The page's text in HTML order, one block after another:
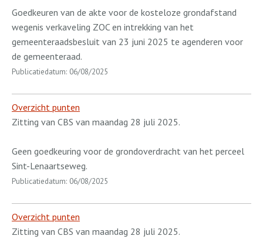
Goedkeuren van de akte voor de kosteloze grondafstand
wegenis verkaveling ZOC en intrekking van het
gemeenteraadsbesluit van 23 juni 2025 te agenderen voor
de gemeenteraad.
Publicatiedatum: 06/08/2025
Overzicht punten
Zitting van CBS van maandag 28 juli 2025.
Geen goedkeuring voor de grondoverdracht van het perceel
Sint-Lenaartseweg.
Publicatiedatum: 06/08/2025
Overzicht punten
Zitting van CBS van maandag 28 juli 2025.